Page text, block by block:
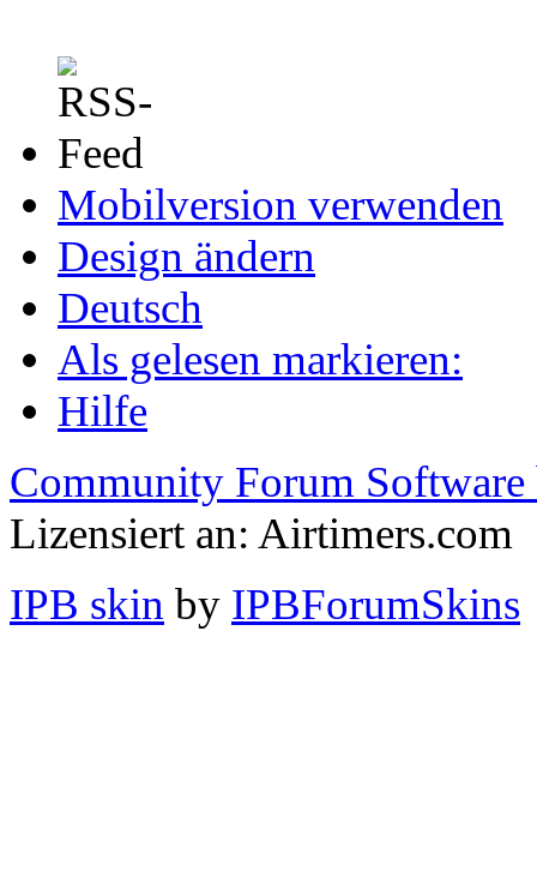
Mobilversion verwenden
Design ändern
Deutsch
Als gelesen markieren:
Hilfe
Community Forum Software
Lizensiert an: Airtimers.com
IPB skin by IPBForumSkins